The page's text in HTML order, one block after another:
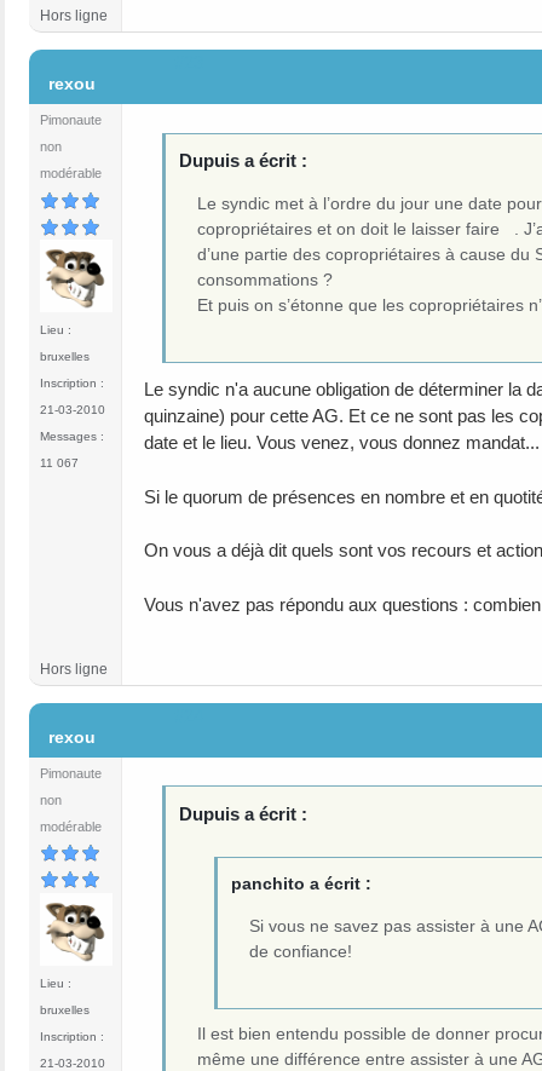
Hors ligne
rexou
Pimonaute
non
modérable
Lieu :
bruxelles
Inscription :
21-03-2010
Messages :
11 067
Dupuis a écrit :
Le syndic met à l’ordre du jour une date
copropriétaires et on doit le laisser faire .
d’une partie des copropriétaires à cause
consommations ?
Et puis on s’étonne que les copropriétaires
Le syndic n'a aucune obligation de déterminer la
quinzaine) pour cette AG. Et ce ne sont pas les
date et le lieu. Vous venez, vous donnez
Si le quorum de présences en nombre et en
On vous a déjà dit quels sont vos recours et
Vous n'avez pas répondu aux questions :
Hors ligne
rexou
Pimonaute
non
modérable
Lieu :
bruxelles
Inscription :
21-03-2010
Dupuis a écrit :
panchito a écrit :
Si vous ne savez pas assister à une
de confiance!
Il est bien entendu possible de donner
même une différence entre assister à une